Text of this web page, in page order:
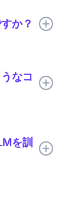
供します。
ールから、
をユーザー
か？
間とともに
翻訳を実現
なコ
を訓